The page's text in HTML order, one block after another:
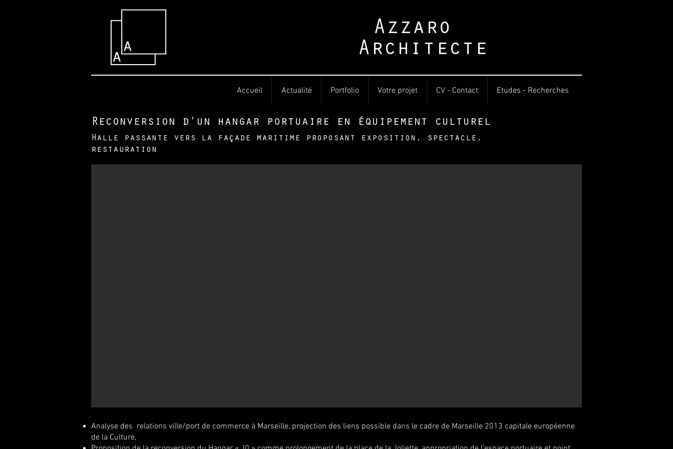
Architecte
Azzaro
Accueil Actualité Portfolio Votre projet CV - Contact Etudes - Recherches
Reconversion d'un hangar portuaire en équipement culturel
Halle passante vers la façade maritime proposant exposition, spectacle,
restauration
Analyse des relations ville/port de commerce à Marseille, projection des liens possible dans le cadre de Marseille 2013 capitale européenne
de la Culture,